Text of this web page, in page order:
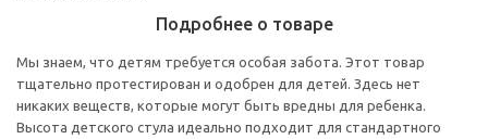
Подробнее о товаре
Мы знаем, что детям требуется особая забота. Этот товар
тщательно протестирован и одобрен для детей. Здесь нет
никаких веществ, которые могут быть вредны для ребенка.
Высота детского стула идеально подходит для стандартного